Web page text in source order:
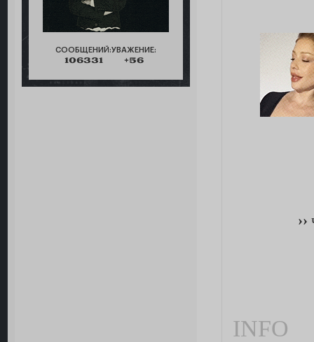
СООБЩЕНИЙ:
106331
УВАЖЕНИЕ:
+56
››
INFO